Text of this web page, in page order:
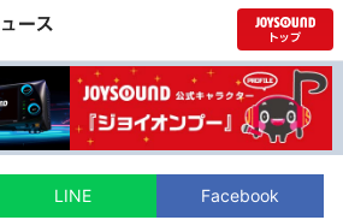
LINE Facebook